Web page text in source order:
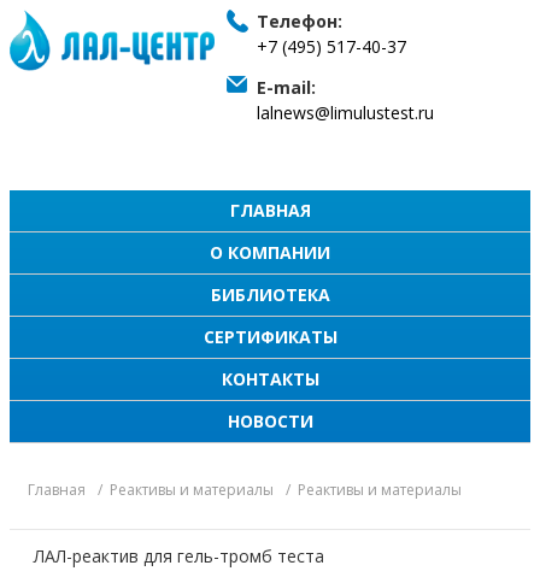
Телефон:
+7 (495) 517-40-37
E-mail:
lalnews@limulustest.ru
ГЛАВНАЯ
О КОМПАНИИ
БИБЛИОТЕКА
СЕРТИФИКАТЫ
КОНТАКТЫ
НОВОСТИ
Главная Реактивы и материалы Реактивы и материалы
ЛАЛ-реактив для гель-тромб теста